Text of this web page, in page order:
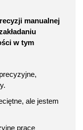
manualnej
w tym
ale jestem
prace